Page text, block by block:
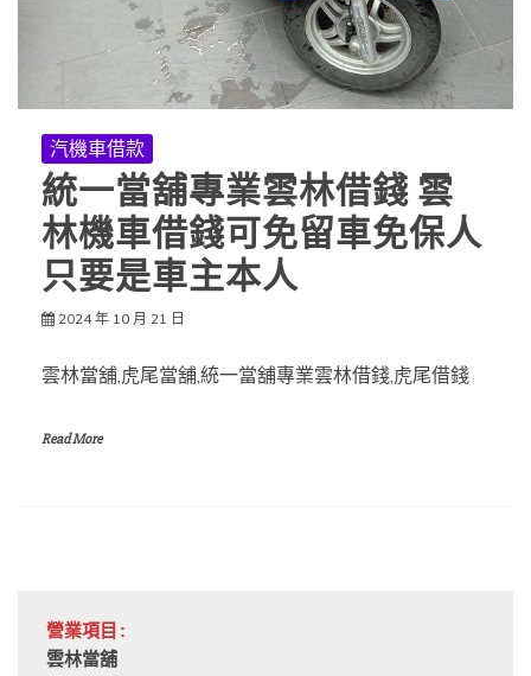
汽機車借款
統一當舖專業雲林借錢 雲
林機車借錢可免留車免保人
只要是車主本人
2024 年 10 月 21 日
雲林當舖,虎尾當舖,統一當舖專業雲林借錢,虎尾借錢
Read More
營業項目:
雲林當舖